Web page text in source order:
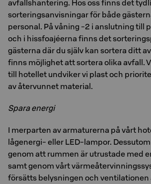
avfallshantering. Hos oss finns det
sorteringsanvisningar för både
personal. På våning -2 i anslutning till
och i hissfoajéerna finns det
gästerna där du själv kan sortera ditt
finns möjlighet att sortera olika avfall.
till hotellet undviker vi plast och
av återvunnet material.
Spara energi
I merparten av armaturerna på vårt
lågenergi- eller LED-lampor.
genom att rummen är utrustade med
samt genom vårt
försätts belysningen och